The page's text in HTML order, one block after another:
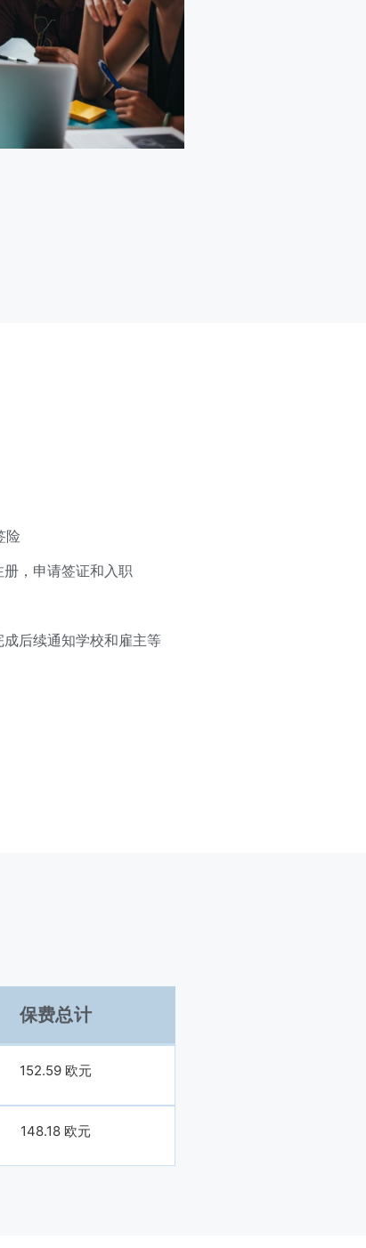
险
，申请签证和入职
后续通知学校和雇主等
保费总计
152.59 欧元
148.18 欧元